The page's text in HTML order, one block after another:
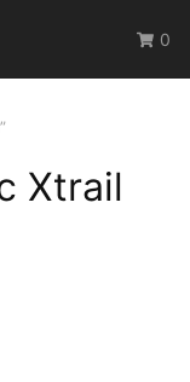
0
Xtrail